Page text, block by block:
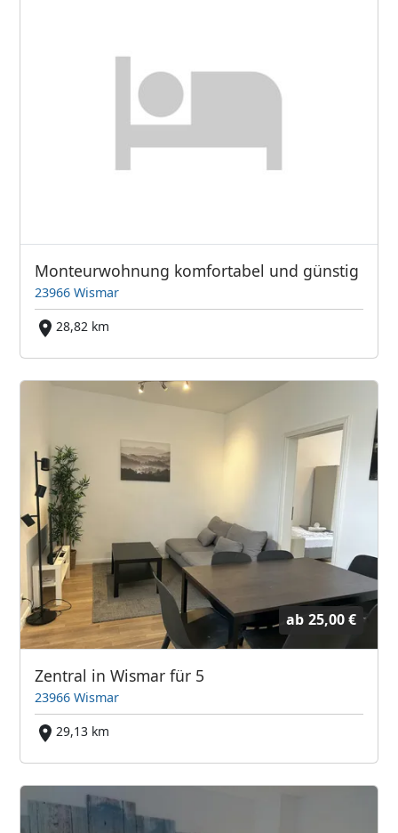
Monteurwohnung komfortabel und günstig
23966 Wismar
28,82 km
ab 25,00 €
Zentral in Wismar für 5
23966 Wismar
29,13 km